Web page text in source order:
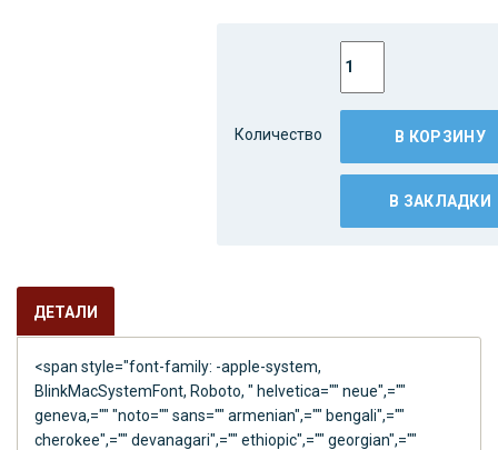
Количество В КОРЗИНУ
В ЗАКЛАДКИ
ДЕТАЛИ
<span style="font-family: -apple-system,
BlinkMacSystemFont, Roboto, " helvetica="" neue",=""
geneva,="" "noto="" sans="" armenian",="" bengali",=""
cherokee",="" devanagari",="" ethiopic",="" georgian",=""